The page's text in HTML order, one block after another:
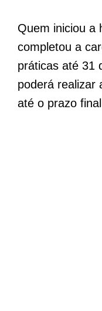
Quem iniciou a
completou a
práticas até 31
poderá realizar
até o prazo